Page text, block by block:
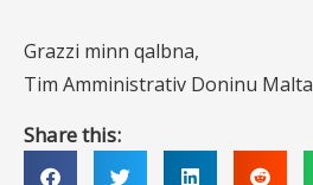
Grazzi minn qalbna,
Tim Amministrativ Doninu Malta
Share this: